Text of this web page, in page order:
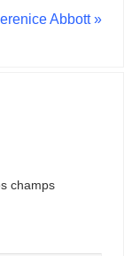
Abbott»
champs